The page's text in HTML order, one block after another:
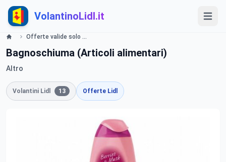
VolantinoLidl.it
Offerte valide solo il 25 Gennaio 2014 Super sabato Lidl
Bagnoschiuma (Articoli alimentari)
Altro
Volantini Lidl 13 Offerte Lidl